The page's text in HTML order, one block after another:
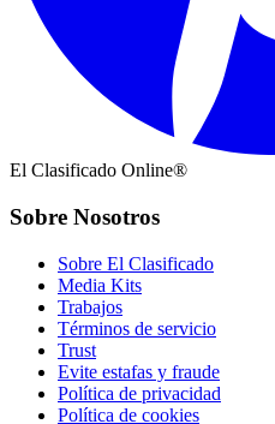
El Clasificado Online®
Sobre Nosotros
Sobre El Clasificado
Media Kits
Trabajos
Términos de servicio
Trust
Evite estafas y fraude
Política de privacidad
Política de cookies